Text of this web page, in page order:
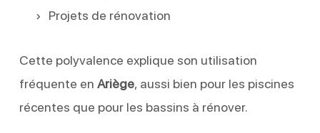
Projets de rénovation
Cette polyvalence explique son utilisation
fréquente en Ariège, aussi bien pour les piscines
récentes que pour les bassins à rénover.